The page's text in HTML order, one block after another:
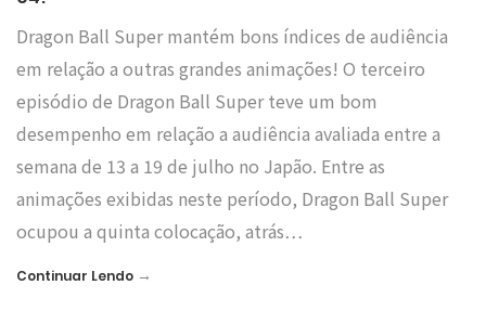
Dragon Ball Super mantém bons índices de audiência
em relação a outras grandes animações! O terceiro
episódio de Dragon Ball Super teve um bom
desempenho em relação a audiência avaliada entre a
semana de 13 a 19 de julho no Japão. Entre as
animações exibidas neste período, Dragon Ball Super
ocupou a quinta colocação, atrás…
Continuar Lendo →